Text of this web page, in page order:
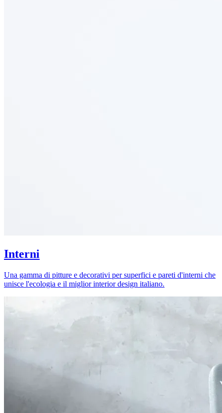
Interni
Una gamma di pitture e decorativi per superfici e pareti d'interni che
unisce l'ecologia e il miglior interior design italiano.